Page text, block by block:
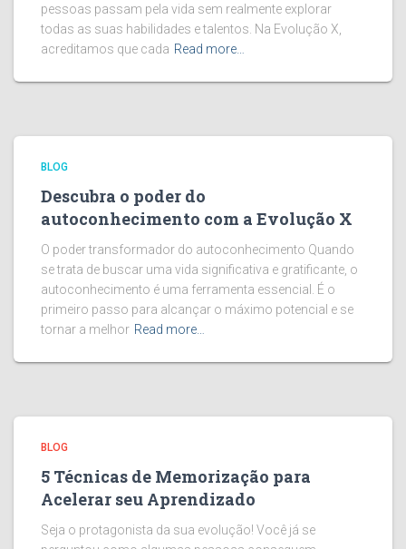
pessoas passam pela vida sem realmente explorar
todas as suas habilidades e talentos. Na Evolução X,
acreditamos que cada Read more…
BLOG
Descubra o poder do
autoconhecimento com a Evolução X
O poder transformador do autoconhecimento Quando
se trata de buscar uma vida significativa e gratificante, o
autoconhecimento é uma ferramenta essencial. É o
primeiro passo para alcançar o máximo potencial e se
tornar a melhor Read more…
BLOG
5 Técnicas de Memorização para
Acelerar seu Aprendizado
Seja o protagonista da sua evolução! Você já se